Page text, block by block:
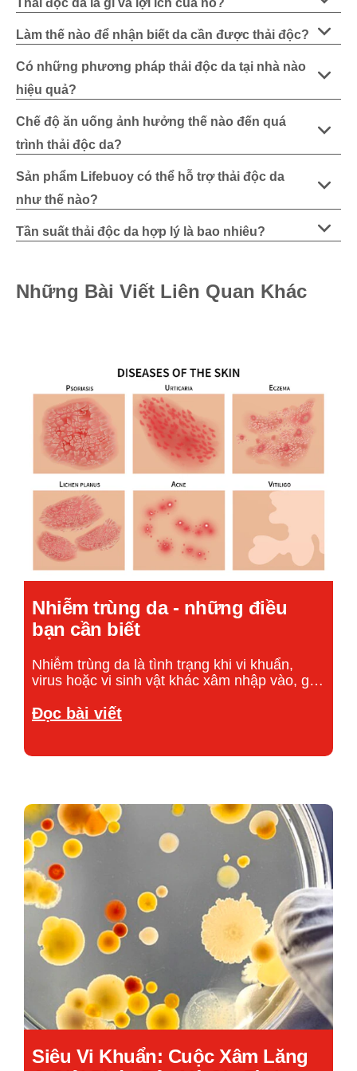
Thải độc da là gì và lợi ích của nó?
Làm thế nào để nhận biết da cần được thải độc?
Có những phương pháp thải độc da tại nhà nào
hiệu quả?
Chế độ ăn uống ảnh hưởng thế nào đến quá
trình thải độc da?
Sản phẩm Lifebuoy có thể hỗ trợ thải độc da
như thế nào?
Tần suất thải độc da hợp lý là bao nhiêu?
Những Bài Viết Liên Quan Khác
Nhiễm trùng da - những điều
bạn cần biết
Nhiễm trùng da là tình trạng khi vi khuẩn,
virus hoặc vi sinh vật khác xâm nhập vào, gây
thống bảo vệ tự nhiên của da.
Discover more about Nhiễm trùng da -
Đọc bài viết
Siêu Vi Khuẩn: Cuộc Xâm Lăng